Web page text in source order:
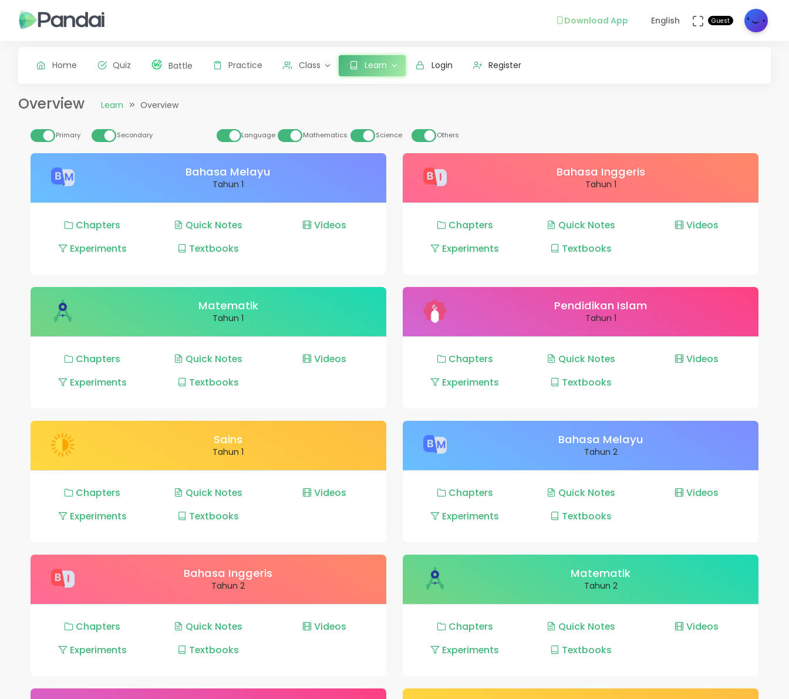
Download App English Guest
Home Quiz Battle Practice Class Learn Login Register
Overview Learn Overview
Primary Secondary Language Mathematics Science Others
Bahasa Melayu
Tahun 1
Chapters Quick Notes
Videos
Experiments
Textbooks
Bahasa Inggeris
Tahun 1
Chapters Quick Notes
Videos
Experiments
Textbooks
Matematik
Tahun 1
Chapters Quick Notes
Videos
Experiments
Textbooks
Pendidikan Islam
Tahun 1
Chapters Quick Notes
Videos
Experiments
Textbooks
Sains
Tahun 1
Chapters Quick Notes
Videos
Experiments
Textbooks
Bahasa Melayu
Tahun 2
Chapters Quick Notes
Videos
Experiments
Textbooks
Bahasa Inggeris
Tahun 2
Chapters Quick Notes
Videos
Experiments
Textbooks
Matematik
Tahun 2
Chapters Quick Notes
Videos
Experiments
Textbooks